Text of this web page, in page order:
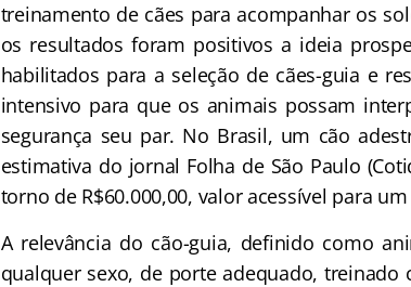
treinamento de cães para acompanhar os
os resultados foram positivos a ideia
habilitados para a seleção de cães-guia e
intensivo para que os animais possam
segurança seu par. No Brasil, um cão
estimativa do jornal Folha de São Paulo
torno de R$60.000,00, valor acessível para
A relevância do cão-guia, definido como
qualquer sexo, de porte adequado,